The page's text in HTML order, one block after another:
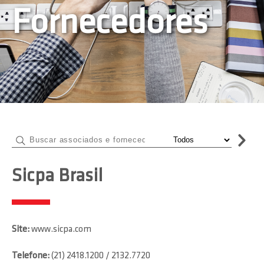
Fornecedores
Sicpa Brasil
Site:www.sicpa.com
Telefone:(21) 2418.1200 / 2132.7720